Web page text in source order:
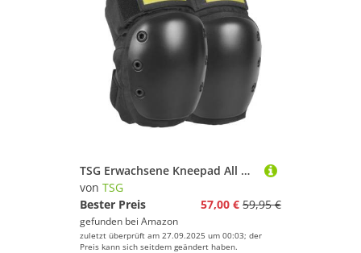
TSG Erwachsene Kneepad All Ground Schützer, Black, L
von TSG
Bester Preis
57,00 € 59,95 €
gefunden bei Amazon
zuletzt überprüft am 27.09.2025 um 00:03; der
Preis kann sich seitdem geändert haben.